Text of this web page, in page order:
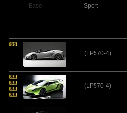
Base
Sport
(LP570-4)
(LP570-4)